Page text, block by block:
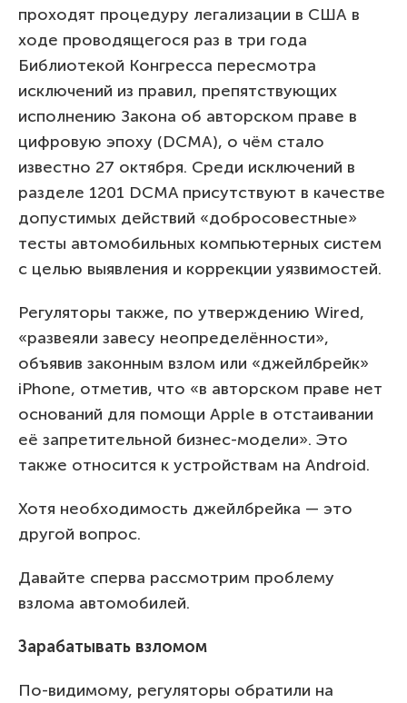
проходят процедуру легализации в США в
ходе проводящегося раз в три года
Библиотекой Конгресса пересмотра
исключений из правил, препятствующих
исполнению Закона об авторском праве в
цифровую эпоху (DCMA), о чём стало
известно 27 октября. Среди исключений в
разделе 1201 DCMA присутствуют в качестве
допустимых действий «добросовестные»
тесты автомобильных компьютерных систем
с целью выявления и коррекции уязвимостей.
Регуляторы также, по утверждению Wired,
«развеяли завесу неопределённости»,
объявив законным взлом или «джейлбрейк»
iPhone, отметив, что «в авторском праве нет
оснований для помощи Apple в отстаивании
её запретительной бизнес-модели». Это
также относится к устройствам на Android.
Хотя необходимость джейлбрейка — это
другой вопрос.
Давайте сперва рассмотрим проблему
взлома автомобилей.
Зарабатывать взломом
По-видимому, регуляторы обратили на